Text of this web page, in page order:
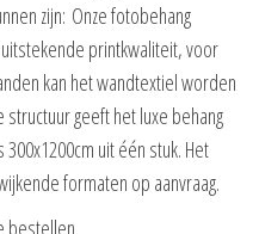
zijn: Onze fotobehang
printkwaliteit, voor
kan het wandtextiel worden
structuur geeft het luxe behang
uit één stuk. Het
formaten op aanvraag.
bestellen.